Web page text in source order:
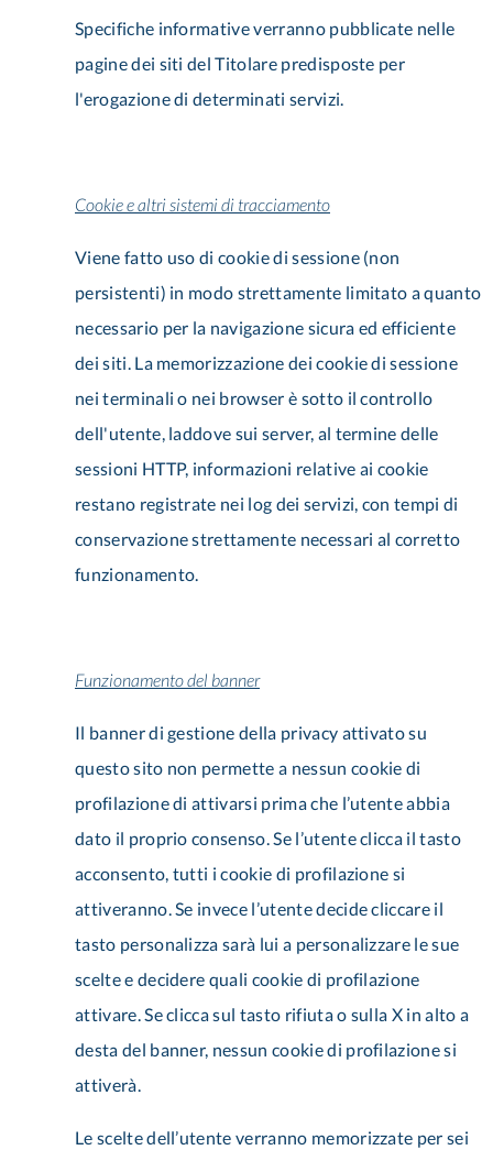
Specifiche informative verranno pubblicate nelle
pagine dei siti del Titolare predisposte per
l'erogazione di determinati servizi.
Cookie e altri sistemi di tracciamento
Viene fatto uso di cookie di sessione (non
persistenti) in modo strettamente limitato a quanto
necessario per la navigazione sicura ed efficiente
dei siti. La memorizzazione dei cookie di sessione
nei terminali o nei browser è sotto il controllo
dell'utente, laddove sui server, al termine delle
sessioni HTTP, informazioni relative ai cookie
restano registrate nei log dei servizi, con tempi di
conservazione strettamente necessari al corretto
funzionamento.
Funzionamento del banner
Il banner di gestione della privacy attivato su
questo sito non permette a nessun cookie di
profilazione di attivarsi prima che l’utente abbia
dato il proprio consenso. Se l’utente clicca il tasto
acconsento, tutti i cookie di profilazione si
attiveranno. Se invece l’utente decide cliccare il
tasto personalizza sarà lui a personalizzare le sue
scelte e decidere quali cookie di profilazione
attivare. Se clicca sul tasto rifiuta o sulla X in alto a
desta del banner, nessun cookie di profilazione si
attiverà.
Le scelte dell’utente verranno memorizzate per sei